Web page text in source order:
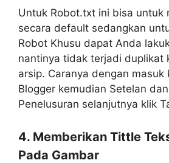
Untuk Robot.txt ini bisa untuk
secara default sedangkan
Robot Khusu dapat Anda
nantinya tidak terjadi duplikat
arsip. Caranya dengan masuk
Blogger kemudian Setelan
Penelusuran selanjutnya klik
4. Memberikan Tittle
Pada Gambar